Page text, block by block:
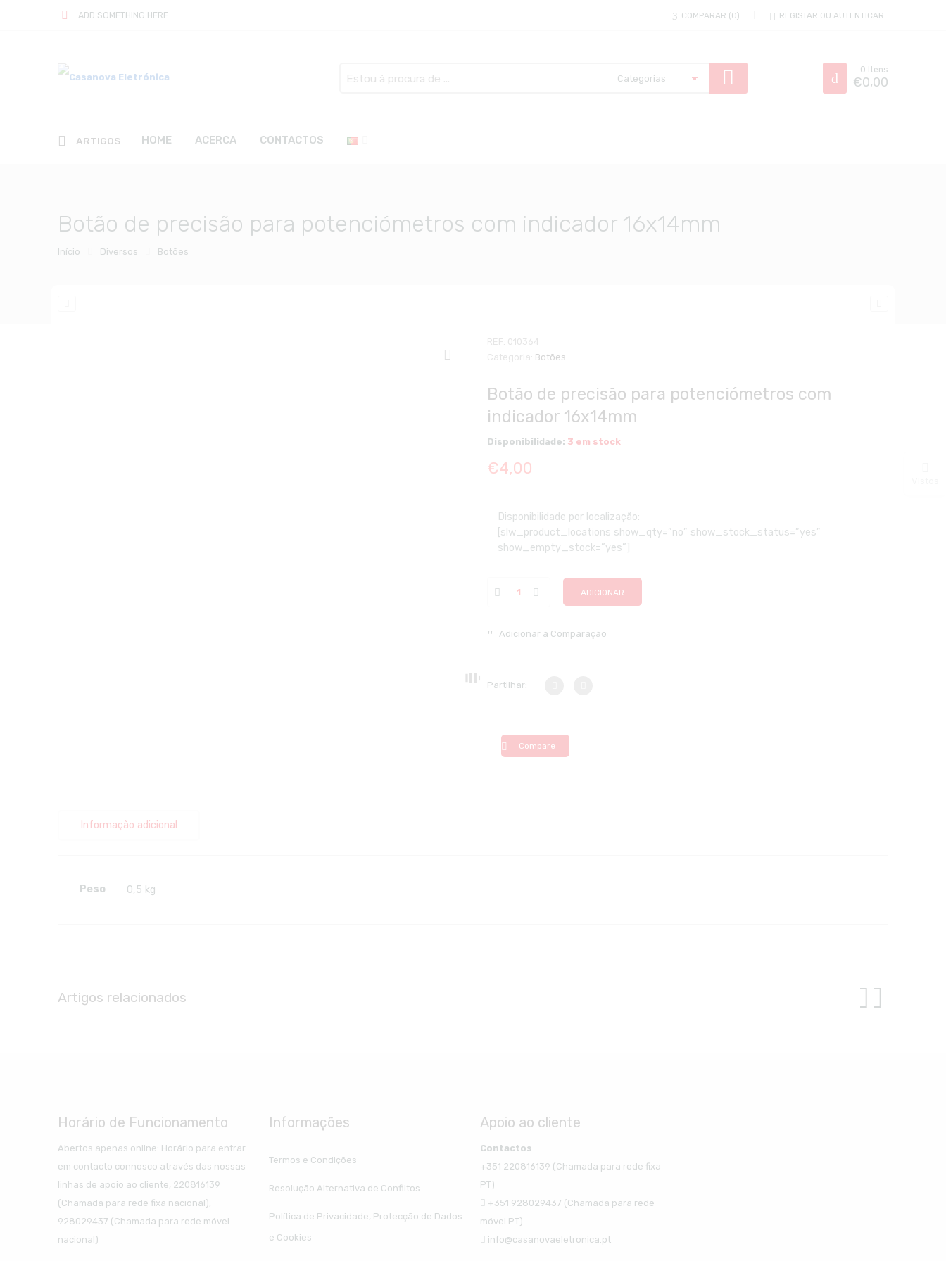
ADD SOMETHING HERE... COMPARAR 0 REGISTAR OU AUTENTICAR
here
0 Itens
€0,00
ARTIGOS HOME ACERCA CONTACTOS
Botão de precisão para potenciómetros com indicador 16x14mm
Início Diversos Botões
REF: 010364
Categoria: Botões
Botão de precisão para potenciómetros com
indicador 16x14mm
Disponibilidade: 3 em stock
€4,00
Disponibilidade por localização:
[slw_product_locations show_qty=”no” show_stock_status=”yes”
show_empty_stock=”yes”]
ADICIONAR
Adicionar à Comparação
Partilhar:
Compare
Informação adicional
Peso 0,5 kg
Artigos relacionados
Horário de Funcionamento
Abertos apenas online: Horário para entrar
em contacto connosco através das nossas
linhas de apoio ao cliente, 220816139
(Chamada para rede fixa nacional),
928029437 (Chamada para rede móvel
nacional)
Informações
Termos e Condições
Resolução Alternativa de Conflitos
Política de Privacidade, Protecção de Dados
e Cookies
Apoio ao cliente
Contactos
+351 220816139 (Chamada para rede fixa
PT)
+351 928029437 (Chamada para rede
móvel PT)
info@casanovaeletronica.pt